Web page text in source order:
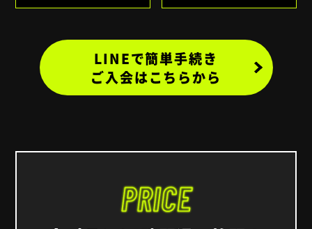
LINEで簡単手続き
ご入会はこちらから